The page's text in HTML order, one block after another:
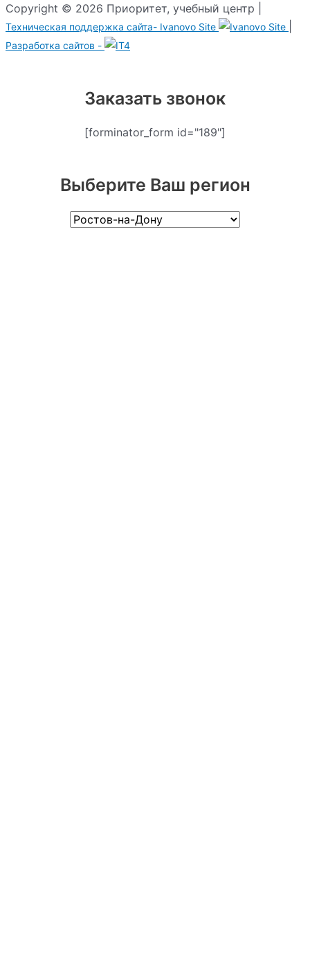
Copyright © 2026 Приоритет, учебный центр |
Техническая поддержка сайта- Ivanovo Site
Разработка сайтов -
Заказать звонок
[forminator_form id="189"]
Выберите Ваш регион